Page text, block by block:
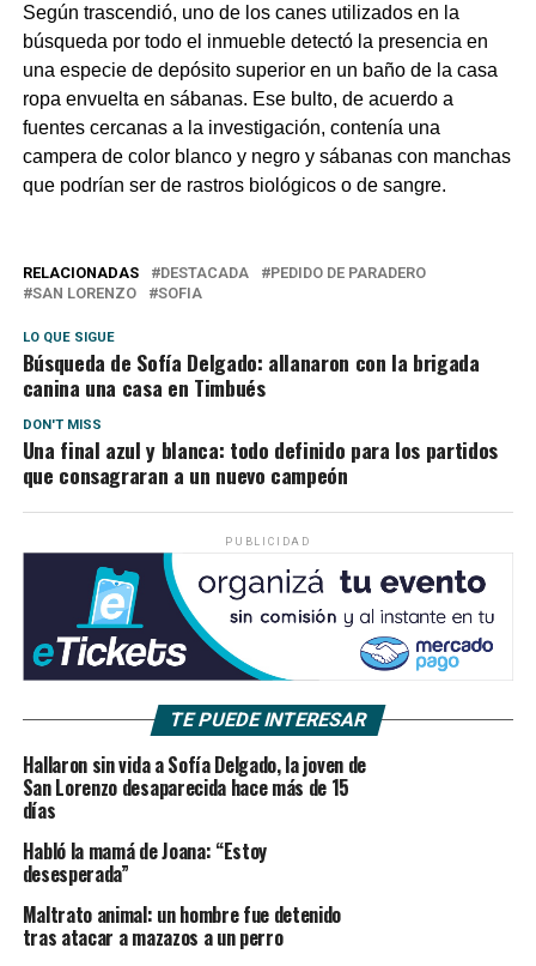
Según trascendió, uno de los canes utilizados en la
búsqueda por todo el inmueble detectó la presencia en
una especie de depósito superior en un baño de la casa
ropa envuelta en sábanas. Ese bulto, de acuerdo a
fuentes cercanas a la investigación, contenía una
campera de color blanco y negro y sábanas con manchas
que podrían ser de rastros biológicos o de sangre.
RELACIONADAS DESTACADA
PEDIDO DE PARADERO
SAN LORENZO
SOFIA
LO QUE SIGUE
Búsqueda de Sofía Delgado: allanaron con la brigada
canina una casa en Timbués
DON'T MISS
Una final azul y blanca: todo definido para los partidos
que consagraran a un nuevo campeón
PUBLICIDAD
TE PUEDE INTERESAR
Hallaron sin vida a Sofía Delgado, la joven de
San Lorenzo desaparecida hace más de 15
días
Habló la mamá de Joana: “Estoy
desesperada”
Maltrato animal: un hombre fue detenido
tras atacar a mazazos a un perro